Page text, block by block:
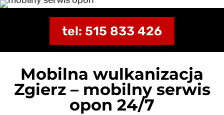
tel: 515 833 426
Mobilna wulkanizacja
Zgierz – mobilny serwis
opon 24/7